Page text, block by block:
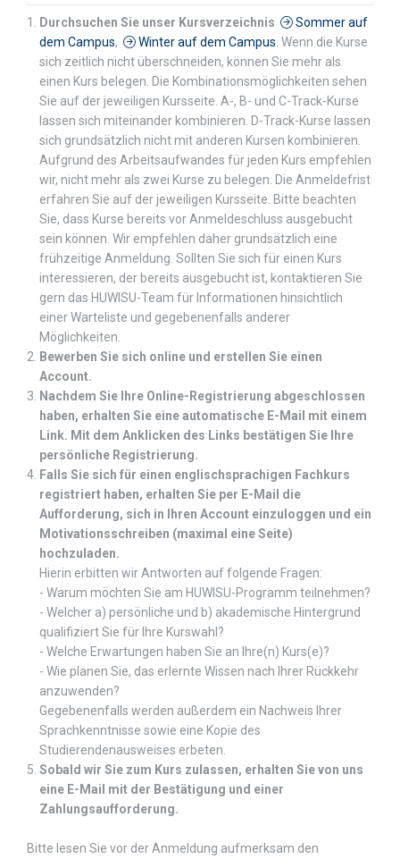
Durchsuchen Sie unser Kursverzeichnis
Sommer auf
dem Campus, Winter auf dem Campus . Wenn die Kurse
sich zeitlich nicht überschneiden, können Sie mehr als
einen Kurs belegen. Die Kombinationsmöglichkeiten sehen
Sie auf der jeweiligen Kursseite. A-, B- und C-Track-Kurse
lassen sich miteinander kombinieren. D-Track-Kurse lassen
sich grundsätzlich nicht mit anderen Kursen kombinieren.
Aufgrund des Arbeitsaufwandes für jeden Kurs empfehlen
wir, nicht mehr als zwei Kurse zu belegen. Die Anmeldefrist
erfahren Sie auf der jeweiligen Kursseite. Bitte beachten
Sie, dass Kurse bereits vor Anmeldeschluss ausgebucht
sein können. Wir empfehlen daher grundsätzlich eine
frühzeitige Anmeldung. Sollten Sie sich für einen Kurs
interessieren, der bereits ausgebucht ist, kontaktieren Sie
gern das HUWISU-Team für Informationen hinsichtlich
einer Warteliste und gegebenenfalls anderer
Möglichkeiten.
Bewerben Sie sich online und erstellen Sie einen
Account.
Nachdem Sie Ihre Online-Registrierung abgeschlossen
haben, erhalten Sie eine automatische E-Mail mit einem
Link. Mit dem Anklicken des Links bestätigen Sie Ihre
persönliche Registrierung.
Falls Sie sich für einen englischsprachigen Fachkurs
registriert haben, erhalten Sie per E-Mail die
Aufforderung, sich in Ihren Account einzuloggen und ein
Motivationsschreiben (maximal eine Seite)
hochzuladen.
Hierin erbitten wir Antworten auf folgende Fragen:
- Warum möchten Sie am HUWISU-Programm teilnehmen?
- Welcher a) persönliche und b) akademische Hintergrund
qualifiziert Sie für Ihre Kurswahl?
- Welche Erwartungen haben Sie an Ihre(n) Kurs(e)?
- Wie planen Sie, das erlernte Wissen nach Ihrer Rückkehr
anzuwenden?
Gegebenenfalls werden außerdem ein Nachweis Ihrer
Sprachkenntnisse sowie eine Kopie des
Studierendenausweises erbeten.
Sobald wir Sie zum Kurs zulassen, erhalten Sie von uns
eine E-Mail mit der Bestätigung und einer
Zahlungsaufforderung.
Bitte lesen Sie vor der Anmeldung aufmerksam den